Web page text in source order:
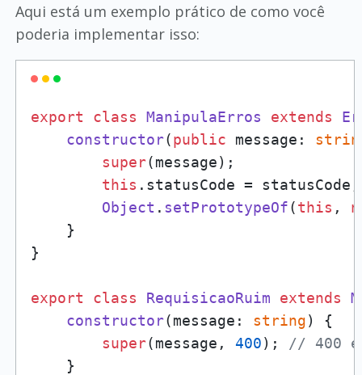
Aqui está um exemplo prático de como você
poderia implementar isso:
export class ManipulaErros extends
constructor(public message:
super(message);
this . statusCode = statusCode;
Object . setPrototypeOf(this ,
    }
}
export class RequisicaoRuim extends
constructor(message: string) {
super(message, 400); // 400 é
    }